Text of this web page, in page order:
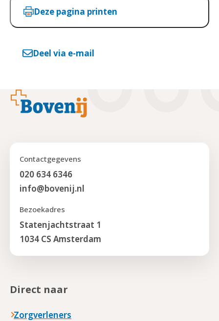
Deze pagina printen
Deel via e-mail
Footer
Contactgegevens
020 634 6346
info@bovenij.nl
Bezoekadres
Statenjachtstraat 1
1034 CS Amsterdam
Direct naar
Zorgverleners